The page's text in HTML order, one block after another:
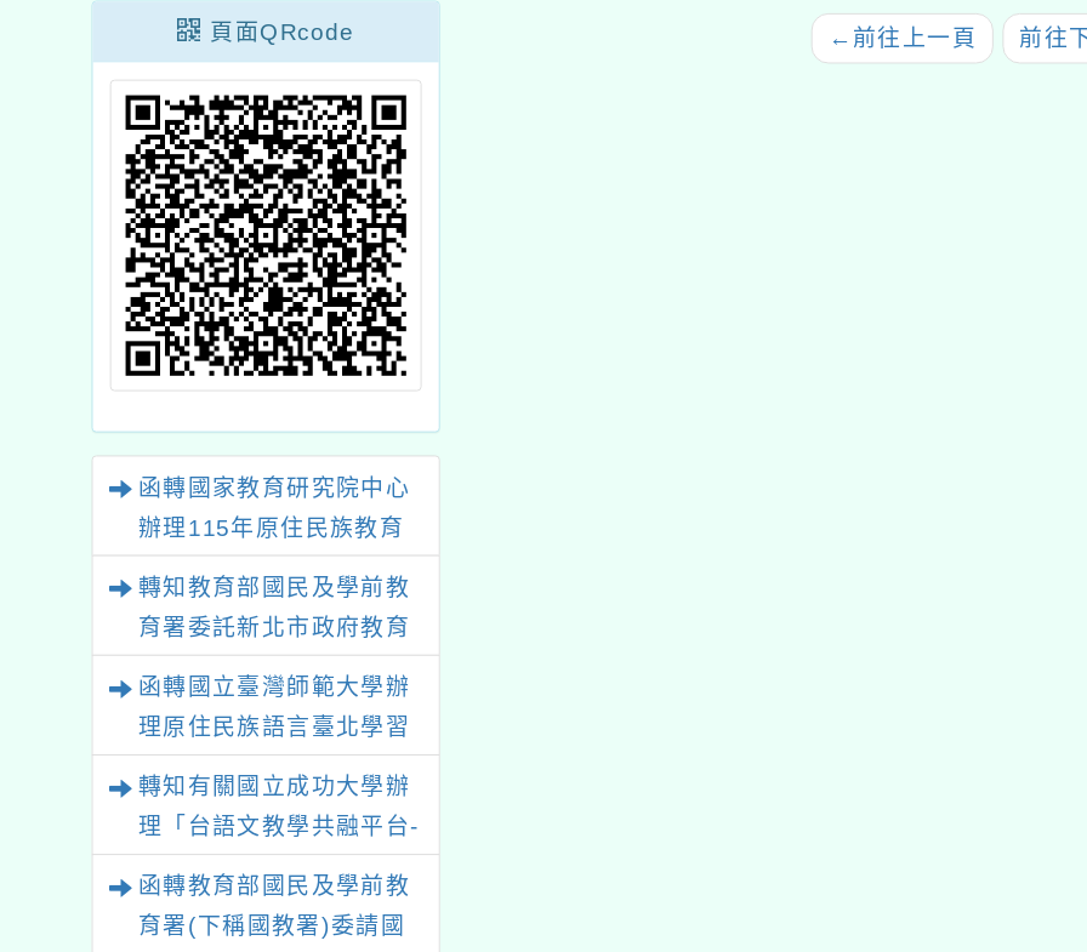
頁面QRcode
函轉國家教育研究院中心
辦理115年原住民族教育
轉知教育部國民及學前教
育署委託新北市政府教育
場」計畫
函轉國立臺灣師範大學辦
理原住民族語言臺北學習
轉知有關國立成功大學辦
理「台語文教學共融平台-
教案暨教學示範徵件」活
動簡章
函轉教育部國民及學前教
育署(下稱國教署)委請國
← 前往上一頁 前往